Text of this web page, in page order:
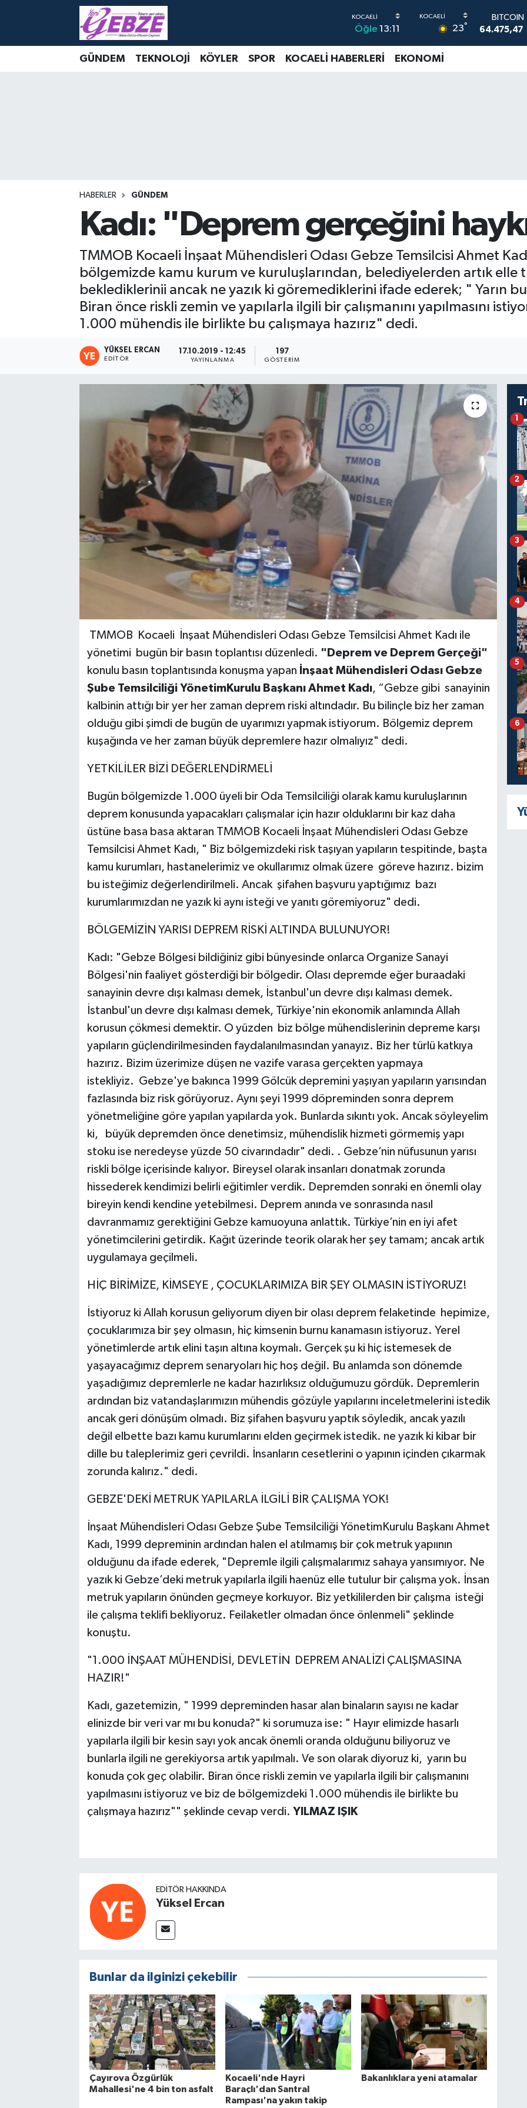
Öğle 13:11 23°
DOLAR
47,5971
GÜNDEM TEKNOLOJİ KÖYLER SPOR KOCAELİ HABERLERİ EKONOMİ
HABERLER GÜNDEM
Kadı: "Deprem gerçeğini
TMMOB Kocaeli İnşaat Mühendisleri Odası Gebze Temsilcisi Ahmet
bölgemizde kamu kurum ve kuruluşlarından, belediyelerden artık elle
beklediklerinii ancak ne yazık ki göremediklerini ifade ederek; " Yarın
Biran önce riskli zemin ve yapılarla ilgili bir çalışmanını yapılmasını
1.000 mühendis ile birlikte bu çalışmaya hazırız" dedi.
YÜKSEL ERCAN
EDITÖR
17.10.2019 - 12:45
YAYINLANMA
197
GÖSTERIM
TMMOB Kocaeli İnşaat Mühendisleri Odası Gebze Temsilcisi Ahmet Kadı ile
yönetimi bugün bir basın toplantısı düzenledi. "Deprem ve Deprem Gerçeği"
konulu basın toplantısında konuşma yapan İnşaat Mühendisleri Odası Gebze
Şube Temsilciliği YönetimKurulu Başkanı Ahmet Kadı, “Gebze gibi sanayinin
kalbinin attığı bir yer her zaman deprem riski altındadır. Bu bilinçle biz her zaman
olduğu gibi şimdi de bugün de uyarımızı yapmak istiyorum. Bölgemiz deprem
kuşağında ve her zaman büyük depremlere hazır olmalıyız" dedi.
YETKİLİLER BİZİ DEĞERLENDİRMELİ
Bugün bölgemizde 1.000 üyeli bir Oda Temsilciliği olarak kamu kuruluşlarının
deprem konusunda yapacakları çalışmalar için hazır olduklarını bir kaz daha
üstüne basa basa aktaran TMMOB Kocaeli İnşaat Mühendisleri Odası Gebze
Temsilcisi Ahmet Kadı, " Biz bölgemizdeki risk taşıyan yapıların tespitinde, başta
kamu kurumları, hastanelerimiz ve okullarımız olmak üzere göreve hazırız. bizim
bu isteğimiz değerlendirilmeli. Ancak şifahen başvuru yaptığımız bazı
kurumlarımızdan ne yazık ki aynı isteği ve yanıtı göremiyoruz" dedi.
BÖLGEMİZİN YARISI DEPREM RİSKİ ALTINDA BULUNUYOR!
Kadı: "Gebze Bölgesi bildiğiniz gibi bünyesinde onlarca Organize Sanayi
Bölgesi'nin faaliyet gösterdiği bir bölgedir. Olası depremde eğer buraadaki
sanayinin devre dışı kalması demek, İstanbul'un devre dışı kalması demek.
İstanbul'un devre dışı kalması demek, Türkiye'nin ekonomik anlamında Allah
korusun çökmesi demektir. O yüzden biz bölge mühendislerinin depreme karşı
yapıların güçlendirilmesinden faydalanılmasından yanayız. Biz her türlü katkıya
hazırız. Bizim üzerimize düşen ne vazife varasa gerçekten yapmaya
istekliyiz. Gebze'ye bakınca 1999 Gölcük depremini yaşıyan yapıların yarısından
fazlasında biz risk görüyoruz. Aynı şeyi 1999 döpreminden sonra deprem
yönetmeliğine göre yapılan yapılarda yok. Bunlarda sıkıntı yok. Ancak söyleyelim
ki, büyük depremden önce denetimsiz, mühendislik hizmeti görmemiş yapı
stoku ise neredeyse yüzde 50 civarındadır" dedi. . Gebze’nin nüfusunun yarısı
riskli bölge içerisinde kalıyor. Bireysel olarak insanları donatmak zorunda
hissederek kendimizi belirli eğitimler verdik. Depremden sonraki en önemli olay
bireyin kendi kendine yetebilmesi. Deprem anında ve sonrasında nasıl
davranmamız gerektiğini Gebze kamuoyuna anlattık. Türkiye’nin en iyi afet
yönetimcilerini getirdik. Kağıt üzerinde teorik olarak her şey tamam; ancak artık
uygulamaya geçilmeli.
HİÇ BİRİMİZE, KİMSEYE , ÇOCUKLARIMIZA BİR ŞEY OLMASIN İSTİYORUZ!
İstiyoruz ki Allah korusun geliyorum diyen bir olası deprem felaketinde hepimize,
çocuklarımıza bir şey olmasın, hiç kimsenin burnu kanamasın istiyoruz. Yerel
yönetimlerde artık elini taşın altına koymalı. Gerçek şu ki hiç istemesek de
yaşayacağımız deprem senaryoları hiç hoş değil. Bu anlamda son dönemde
yaşadığımız depremlerle ne kadar hazırlıksız olduğumuzu gördük. Depremlerin
ardından biz vatandaşlarımızın mühendis gözüyle yapılarını inceletmelerini istedik
ancak geri dönüşüm olmadı. Biz şifahen başvuru yaptık söyledik, ancak yazılı
değil elbette bazı kamu kurumlarını elden geçirmek istedik. ne yazık ki kibar bir
dille bu taleplerimiz geri çevrildi. İnsanların cesetlerini o yapının içinden çıkarmak
zorunda kalırız." dedi.
GEBZE'DEKİ METRUK YAPILARLA İLGİLİ BİR ÇALIŞMA YOK!
İnşaat Mühendisleri Odası Gebze Şube Temsilciliği YönetimKurulu Başkanı Ahmet
Kadı, 1999 depreminin ardından halen el atılmamış bir çok metruk yapıının
olduğunu da ifade ederek, "Depremle ilgili çalışmalarımız sahaya yansımıyor. Ne
yazık ki Gebze’deki metruk yapılarla ilgili haenüz elle tutulur bir çalışma yok. İnsan
metruk yapıların önünden geçmeye korkuyor. Biz yetkililerden bir çalışma isteği
ile çalışma teklifi bekliyoruz. Feilaketler olmadan önce önlenmeli" şeklinde
konuştu.
"1.000 İNŞAAT MÜHENDİSİ, DEVLETİN DEPREM ANALİZİ ÇALIŞMASINA
HAZIR!"
Kadı, gazetemizin, " 1999 depreminden hasar alan binaların sayısı ne kadar
elinizde bir veri var mı bu konuda?" ki sorumuza ise: " Hayır elimizde hasarlı
yapılarla ilgili bir kesin sayı yok ancak önemli oranda olduğunu biliyoruz ve
bunlarla ilgili ne gerekiyorsa artık yapılmalı. Ve son olarak diyoruz ki, yarın bu
konuda çok geç olabilir. Biran önce riskli zemin ve yapılarla ilgili bir çalışmanını
yapılmasını istiyoruz ve biz de bölgemizdeki 1.000 mühendis ile birlikte bu
çalışmaya hazırız"" şeklinde cevap verdi. YILMAZ IŞIK
EDITÖR HAKKINDA
Yüksel Ercan
Bunlar da ilginizi çekebilir
Çayırova Özgürlük
Mahallesi'ne 4 bin ton asfalt
Kocaeli'nde Hayri
Baraçlı'dan Santral
Rampası'na yakın takip
Bakanlıklara yeni atamalar
1
2
3
4
5
6
Nöbetçi Eczaneler
Tüm Manşetler
Son Dakika Haberleri
Haber Arşivi